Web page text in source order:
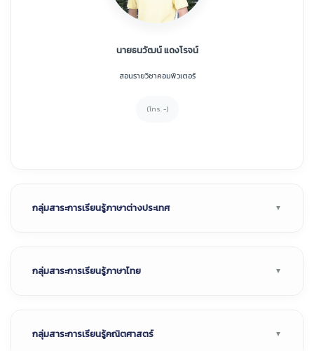
นายธนวัฒน์ แดงโรจน์
สอนรายวิชาคอมพิวเตอร์
(โทร. -)
กลุ่มสาระการเรียนรู้ภาษาต่างประเทศ
กลุ่มสาระการเรียนรู้ภาษาไทย
กลุ่มสาระการเรียนรู้คณิตศาสตร์